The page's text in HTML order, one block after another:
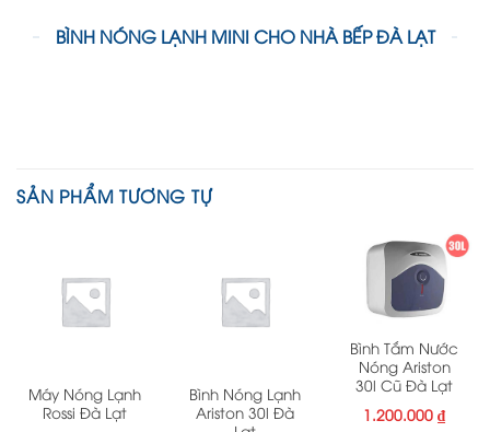
BÌNH NÓNG LẠNH MINI CHO NHÀ BẾP ĐÀ LẠT
SẢN PHẨM TƯƠNG TỰ
Máy Nóng Lạnh
Rossi Đà Lạt
Bình Nóng Lạnh
Ariston 30l Đà
Bình Tắm Nước
Nóng Ariston
30l Cũ Đà Lạt
1.200.000₫